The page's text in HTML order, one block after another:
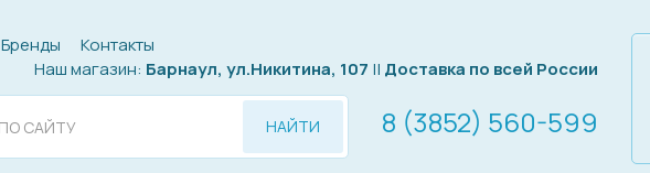
Бренды
Контакты
Наш магазин: Барнаул, ул.Никитина, 107 || Доставка по всей России
НАЙТИ 8 (3852) 560-599